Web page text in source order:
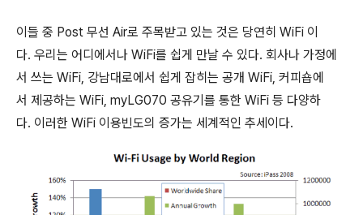
이들 중 Post 무선 Air로 주목받고 있는 것은 당연히 WiFi 이
다. 우리는 어디에서나 WiFi를 쉽게 만날 수 있다. 회사나 가정에
서 쓰는 WiFi, 강남대로에서 쉽게 잡히는 공개 WiFi, 커피숍에
서 제공하는 WiFi, myLG070 공유기를 통한 WiFi 등 다양하
다. 이러한 WiFi 이용빈도의 증가는 세계적인 추세이다.